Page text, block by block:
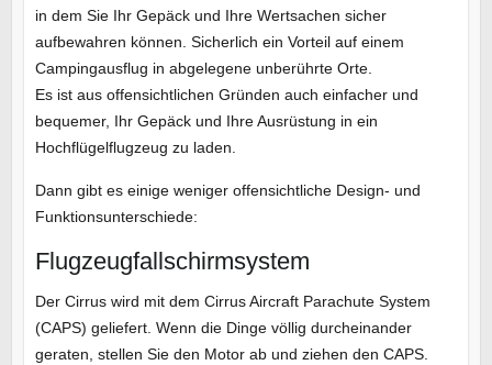
in dem Sie Ihr Gepäck und Ihre Wertsachen sicher
aufbewahren können. Sicherlich ein Vorteil auf einem
Campingausflug in abgelegene unberührte Orte.
Es ist aus offensichtlichen Gründen auch einfacher und
bequemer, Ihr Gepäck und Ihre Ausrüstung in ein
Hochflügelflugzeug zu laden.
Dann gibt es einige weniger offensichtliche Design- und
Funktionsunterschiede:
Flugzeugfallschirmsystem
Der Cirrus wird mit dem Cirrus Aircraft Parachute System
(CAPS) geliefert. Wenn die Dinge völlig durcheinander
geraten, stellen Sie den Motor ab und ziehen den CAPS.